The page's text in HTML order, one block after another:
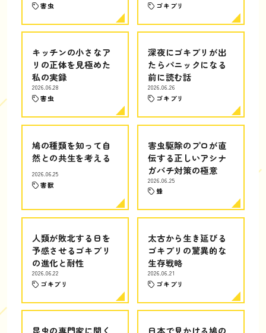
害虫 ゴキブリ
キッチンの小さなア
リの正体を見極めた
私の実録
2026.06.28
害虫
深夜にゴキブリが出
たらパニックになる
前に読む話
2026.06.26
ゴキブリ
鳩の種類を知って自
然との共生を考える
2026.06.25
害獣
害虫駆除のプロが直
伝する正しいアシナ
ガバチ対策の極意
2026.06.25
蜂
人類が敗北する日を
予感させるゴキブリ
の進化と耐性
2026.06.22
ゴキブリ
太古から生き延びる
ゴキブリの驚異的な
生存戦略
2026.06.21
ゴキブリ